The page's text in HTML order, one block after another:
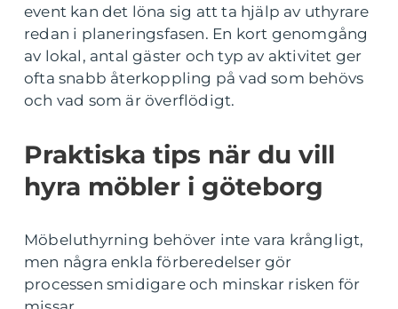
event kan det löna sig att ta hjälp av uthyrare
redan i planeringsfasen. En kort genomgång
av lokal, antal gäster och typ av aktivitet ger
ofta snabb återkoppling på vad som behövs
och vad som är överflödigt.
Praktiska tips när du vill
hyra möbler i göteborg
Möbeluthyrning behöver inte vara krångligt,
men några enkla förberedelser gör
processen smidigare och minskar risken för